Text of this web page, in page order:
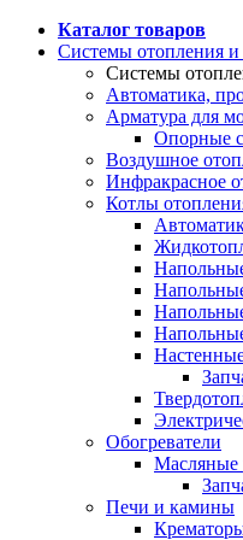
Каталог товаров
Системы отопления и
Системы
Автоматика,
Арматура для
Опорные
Воздушное
Инфракрасное
Котлы
Обогреватели
Масляные
Печи и камины